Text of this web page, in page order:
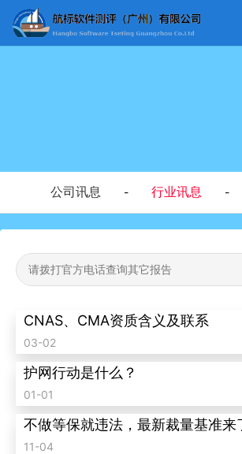
公司讯息 - 行业讯息 -
CNAS、CMA资质含义及联系
03-02
护网行动是什么？
01-01
不做等保就违法，最新裁量基准来
11-04